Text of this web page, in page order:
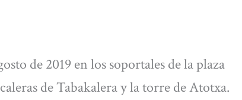
de 2019 en los soportales de la plaza
de Tabakalera y la torre de Atotxa.